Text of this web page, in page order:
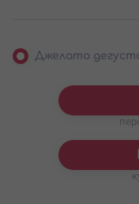
Джелато